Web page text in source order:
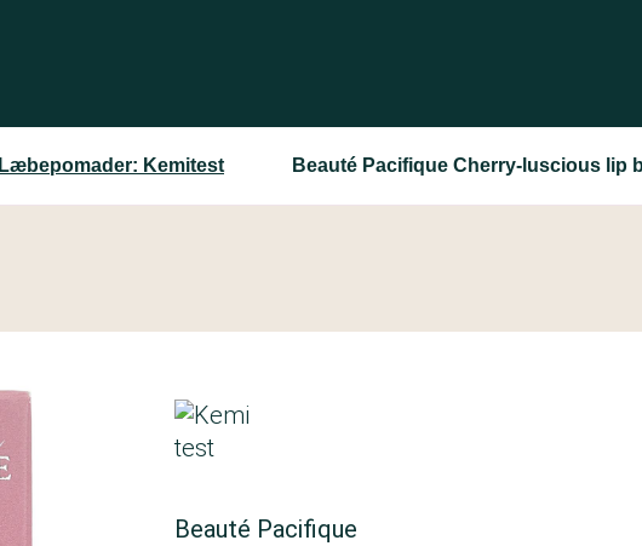
Læbepomader: Kemitest Beauté Pacifique Cherry-luscious lip
Beauté Pacifique